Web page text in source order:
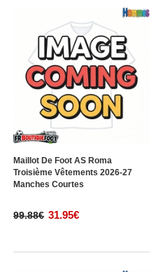
Maillot De Foot AS Roma
Troisième Vêtements 2026-27
Manches Courtes
99.88€ 31.95€